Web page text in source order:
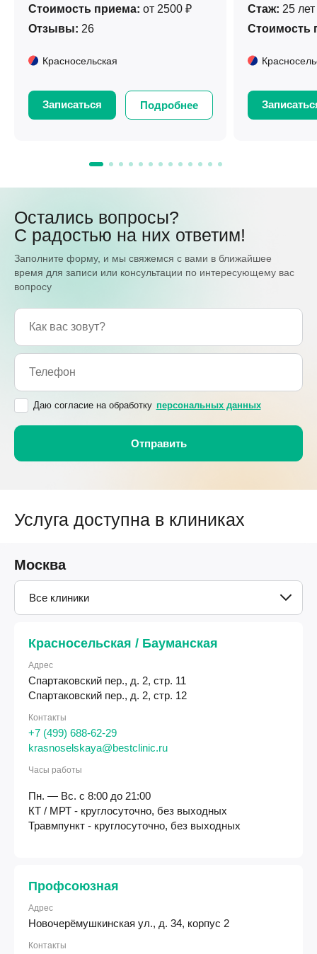
Стоимость приема: от 2500 ₽
Отзывы: 26
Красносельская
Записаться Подробнее
Стаж: 25 лет
Стоимость
Остались вопросы?
С радостью на них ответим!
Заполните форму, и мы свяжемся с вами в ближайшее
время для записи или консультации по интересующему вас
вопросу
Даю согласие на обработку персональных данных
Услуга доступна в клиниках
Москва
Все клиники
Красносельская / Бауманская
Адрес
Спартаковский пер., д. 2, стр. 11
Спартаковский пер., д. 2, стр. 12
Контакты
+7 (499) 688-62-29
krasnoselskaya@bestclinic.ru
Часы работы
Пн. — Вс. с 8:00 до 21:00
КТ / МРТ - круглосуточно, без выходных
Травмпункт - круглосуточно, без выходных
Профсоюзная
Адрес
Новочерёмушкинская ул., д. 34, корпус 2
Контакты